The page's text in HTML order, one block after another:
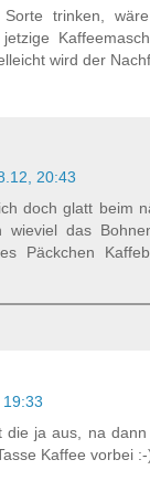
trinken,
wird der
20:43
doch glatt beim
wieviel das
Päckchen
die ja aus, na
Kaffee vorbei :-